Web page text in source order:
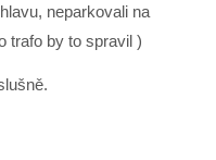
neparkovali na
trafo by to spravil )